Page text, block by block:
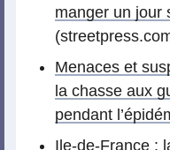
manger un jour
Menaces et
la chasse aux
pendant
Ile-de-France :